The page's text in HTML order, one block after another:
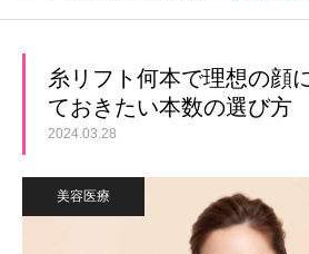
糸リフト何本で理想の顔
ておきたい本数の選び方
2024.03.28
美容医療